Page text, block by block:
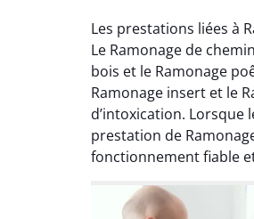
Les prestations liées à
Le Ramonage de
bois et le Ramonage
Ramonage insert et le
d’intoxication.
prestation de
fonctionnement fiable